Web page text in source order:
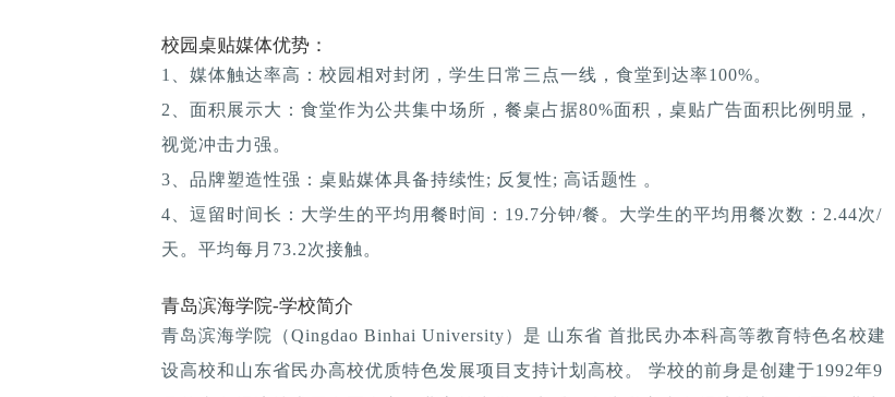
校园桌贴媒体优势：
1、媒体触达率高：校园相对封闭，学生日常三点一线，食堂到达率100%。
2、面积展示大：食堂作为公共集中场所，餐桌占据80%面积，桌贴广告面积比例明显，
视觉冲击力强。
3、品牌塑造性强：桌贴媒体具备持续性; 反复性; 高话题性 。
4、逗留时间长：大学生的平均用餐时间：19.7分钟/餐。大学生的平均用餐次数：2.44次/
天。平均每月73.2次接触。
青岛滨海学院-学校简介
青岛滨海学院（Qingdao Binhai University）是 山东省 首批民办本科高等教育特色名校建
设高校和山东省民办高校优质特色发展项目支持计划高校。 学校的前身是创建于1992年9